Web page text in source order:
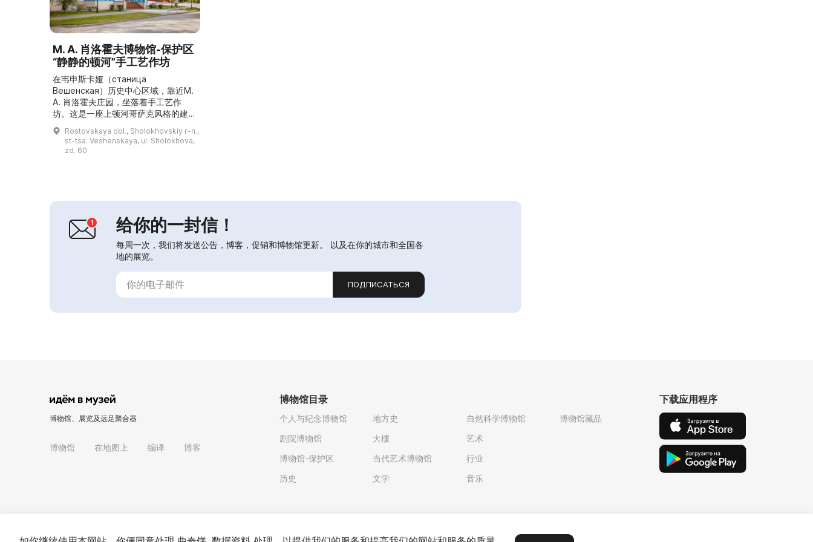
M. A. 肖洛霍夫博物馆‑保护区
“静静的顿河”手工艺作坊
在韦申斯卡娅（станица
Вешенская）历史中心区域，靠近M.
A. 肖洛霍夫庄园，坐落着手工艺作
坊。这是一座上顿河哥萨克风格的建
筑，具有“下层”和“上层”结构，四坡屋
顶，窗套装饰与雕刻的檐饰。建筑建于
19世纪末，原为学校的钳工车间。数
品和纪念...
Rostovskaya obl., Sholokhovskiy r-n.,
st-tsa. Veshenskaya, ul. Sholokhova,
zd. 60
给你的一封信！
每周一次，我们将发送公告，博客，促销和博物馆更新。 以及在你的城市和全国各
地的展览。
ПОДПИСАТЬСЯ
博物馆、展览及远足聚合器
博物馆 在地图上 编译 博客
博物馆目录
个人与纪念博物馆
剧院博物馆
博物馆-保护区
历史
地方史
大樓
当代艺术博物馆
文学
自然科学博物馆
艺术
行业
音乐
博物馆藏品
下载应用程序